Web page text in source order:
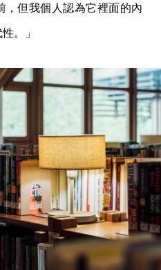
，但我個人認為它裡面的內
。」